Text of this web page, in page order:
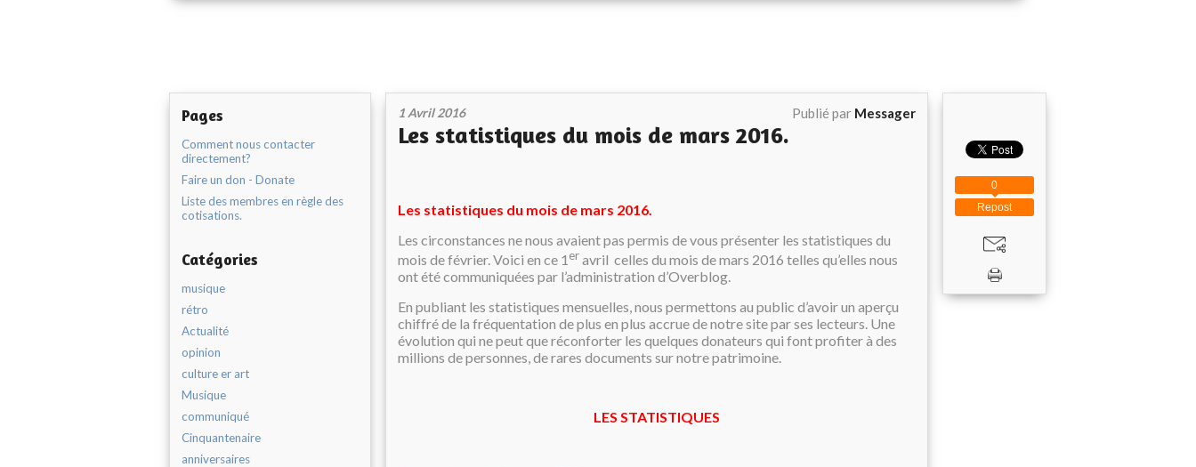
Pages
Comment nous contacter
directement?
Faire un don - Donate
Liste des membres en règle des
cotisations.
Catégories
musique
rétro
Actualité
opinion
culture er art
Musique
communiqué
Cinquantenaire
anniversaires
1 Avril 2016 Publié par Messager
Les statistiques du mois de mars 2016.
Les statistiques du mois de mars 2016.
Les circonstances ne nous avaient pas permis de vous présenter les statistiques du
mois de février. Voici en ce 1 eravril celles du mois de mars 2016 telles qu’elles nous
ont été communiquées par l’administration d’Overblog.
En publiant les statistiques mensuelles, nous permettons au public d’avoir un aperçu
chiffré de la fréquentation de plus en plus accrue de notre site par ses lecteurs. Une
évolution qui ne peut que réconforter les quelques donateurs qui font profiter à des
millions de personnes, de rares documents sur notre patrimoine.
LES STATISTIQUES
Repost
0